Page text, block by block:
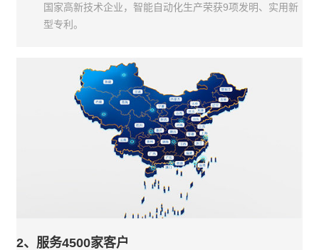
国家高新技术企业，智能自动化生产荣获9项发明、实用新
型专利。
2、服务4500家客户